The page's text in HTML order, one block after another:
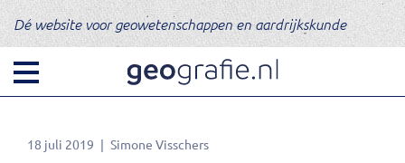
Dé website voor geowetenschappen en aardrijkskunde
18 juli 2019 Simone Visschers